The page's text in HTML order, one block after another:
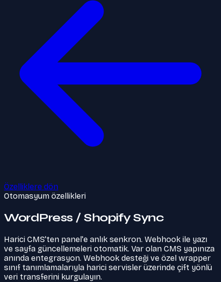
Özelliklere dön
Otomasyum özellikleri
WordPress / Shopify Sync
Harici CMS'ten panel'e anlık senkron. Webhook ile yazı
ve sayfa güncellemeleri otomatik. Var olan CMS yapınıza
anında entegrasyon. Webhook desteği ve özel wrapper
sınıf tanımlamalarıyla harici servisler üzerinde çift yönlü
veri transferini kurgulayın.